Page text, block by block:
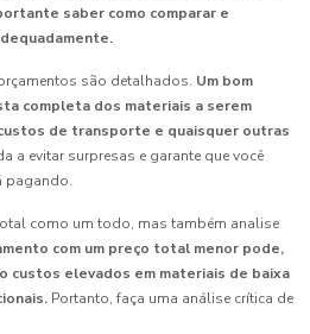
saber como comparar e
são detalhados. Um bom
completa dos materiais a serem
de transporte e quaisquer outras
a evitar surpresas e garante que você
pagando.
como um todo, mas também analise
com um preço total menor pode,
custos elevados em materiais de baixa
Portanto, faça uma análise crítica de